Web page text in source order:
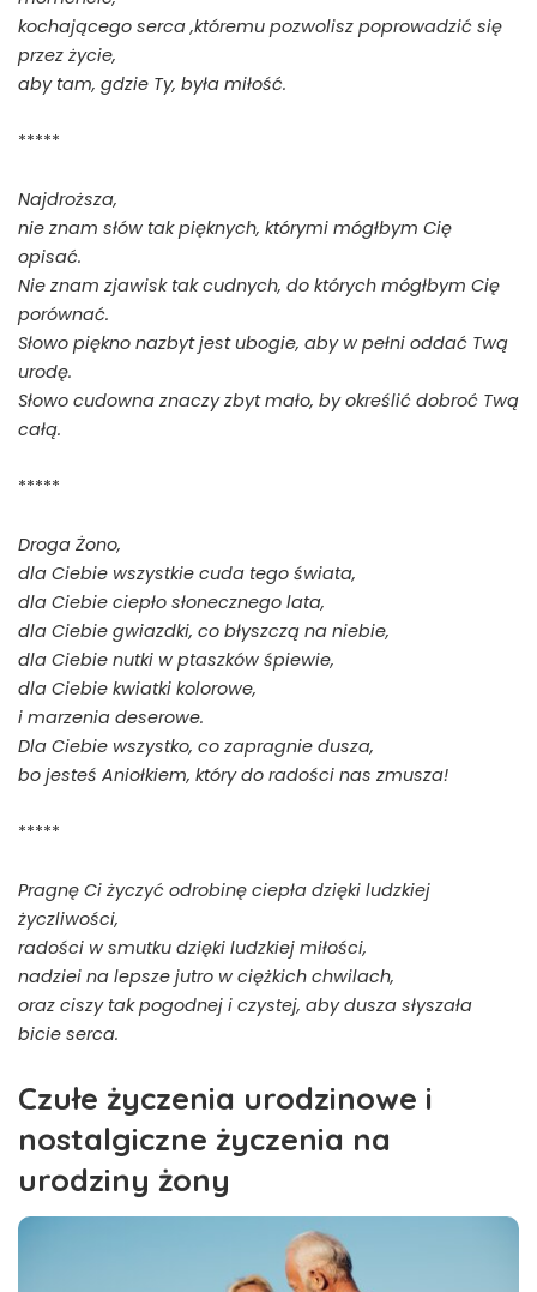
kochającego serca ,któremu pozwolisz poprowadzić się
przez życie,
aby tam, gdzie Ty, była miłość.
*****
Najdroższa,
nie znam słów tak pięknych, którymi mógłbym Cię
opisać.
Nie znam zjawisk tak cudnych, do których mógłbym Cię
porównać.
Słowo piękno nazbyt jest ubogie, aby w pełni oddać Twą
urodę.
Słowo cudowna znaczy zbyt mało, by określić dobroć Twą
całą.
*****
Droga Żono,
dla Ciebie wszystkie cuda tego świata,
dla Ciebie ciepło słonecznego lata,
dla Ciebie gwiazdki, co błyszczą na niebie,
dla Ciebie nutki w ptaszków śpiewie,
dla Ciebie kwiatki kolorowe,
i marzenia deserowe.
Dla Ciebie wszystko, co zapragnie dusza,
bo jesteś Aniołkiem, który do radości nas zmusza!
*****
Pragnę Ci życzyć odrobinę ciepła dzięki ludzkiej
życzliwości,
radości w smutku dzięki ludzkiej miłości,
nadziei na lepsze jutro w ciężkich chwilach,
oraz ciszy tak pogodnej i czystej, aby dusza słyszała
bicie serca.
Czułe życzenia urodzinowe i
nostalgiczne życzenia na
urodziny żony